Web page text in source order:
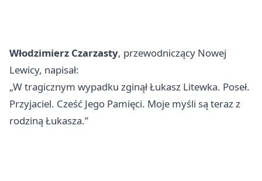
Włodzimierz Czarzasty, przewodniczący Nowej
Lewicy, napisał:
„W tragicznym wypadku zginął Łukasz Litewka. Poseł.
Przyjaciel. Cześć Jego Pamięci. Moje myśli są teraz z
rodziną Łukasza.”